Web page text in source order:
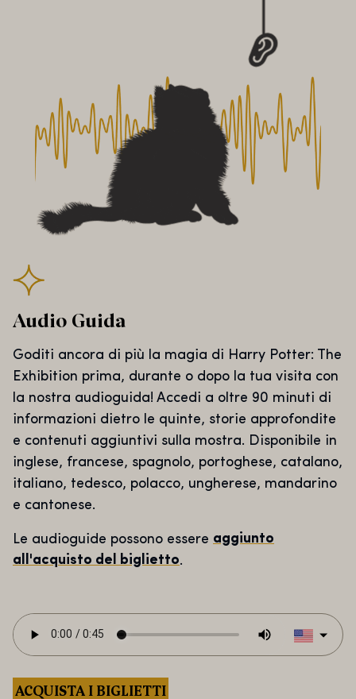
Audio Guida
Goditi ancora di più la magia di Harry Potter: The
Exhibition prima, durante o dopo la tua visita con
la nostra audioguida! Accedi a oltre 90 minuti di
informazioni dietro le quinte, storie approfondite
e contenuti aggiuntivi sulla mostra. Disponibile in
inglese, francese, spagnolo, portoghese, catalano,
italiano, tedesco, polacco, ungherese, mandarino
e cantonese.
Le audioguide possono essere aggiunto
all'acquisto del biglietto.
ACQUISTA I BIGLIETTI